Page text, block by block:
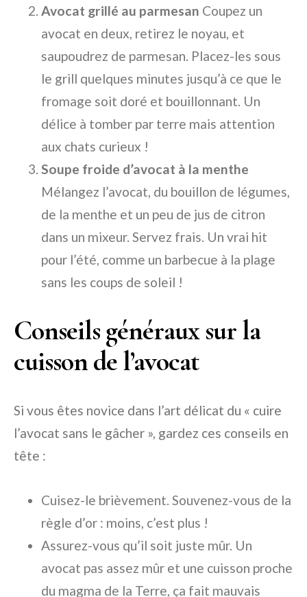
Avocat grillé au parmesan Coupez un
avocat en deux, retirez le noyau, et
saupoudrez de parmesan. Placez-les sous
le grill quelques minutes jusqu’à ce que le
fromage soit doré et bouillonnant. Un
délice à tomber par terre mais attention
aux chats curieux !
Soupe froide d’avocat à la menthe
Mélangez l’avocat, du bouillon de légumes,
de la menthe et un peu de jus de citron
dans un mixeur. Servez frais. Un vrai hit
pour l’été, comme un barbecue à la plage
sans les coups de soleil !
Conseils généraux sur la
cuisson de l’avocat
Si vous êtes novice dans l’art délicat du « cuire
l’avocat sans le gâcher », gardez ces conseils en
tête :
Cuisez-le brièvement. Souvenez-vous de la
règle d’or : moins, c’est plus !
Assurez-vous qu’il soit juste mûr. Un
avocat pas assez mûr et une cuisson proche
du magma de la Terre, ça fait mauvais